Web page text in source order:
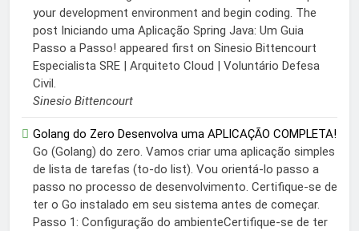
your development environment and begin coding. The
post Iniciando uma Aplicação Spring Java: Um Guia
Passo a Passo! appeared first on Sinesio Bittencourt
Especialista SRE | Arquiteto Cloud | Voluntário Defesa
Civil.
Sinesio Bittencourt
Golang do Zero Desenvolva uma APLICAÇÃO COMPLETA!
Go (Golang) do zero. Vamos criar uma aplicação simples
de lista de tarefas (to-do list). Vou orientá-lo passo a
passo no processo de desenvolvimento. Certifique-se de
ter o Go instalado em seu sistema antes de começar.
Passo 1: Configuração do ambienteCertifique-se de ter